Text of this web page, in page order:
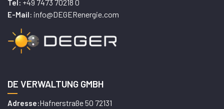
Tel: +49 7473 70218 0
E-Mail: info@DEGERenergie.com
DE VERWALTUNG GMBH
Adresse:Hafnerstraße 50 72131